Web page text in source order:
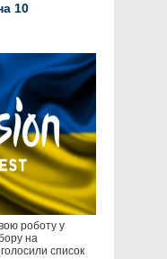
10
роботу у
на
список